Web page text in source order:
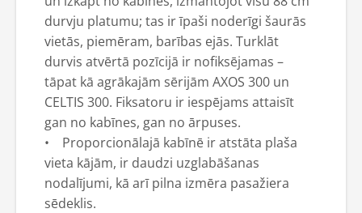
durvju platumu; tas ir īpaši noderīgi šaurās
vietās, piemēram, barības ejās. Turklāt
durvis atvērtā pozīcijā ir nofiksējamas –
tāpat kā agrākajām sērijām AXOS 300 un
CELTIS 300. Fiksatoru ir iespējams attaisīt
gan no kabīnes, gan no ārpuses.
• Proporcionālajā kabīnē ir atstāta plaša
vieta kājām, ir daudzi uzglabāšanas
nodalījumi, kā arī pilna izmēra pasažiera
sēdeklis.